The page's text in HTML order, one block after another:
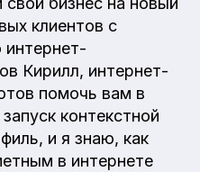
клиентов с
Кирилл, интернет-
помочь вам в
контекстной
и я знаю, как
в интернете